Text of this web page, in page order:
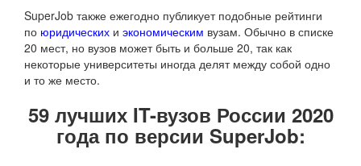
SuperJob также ежегодно публикует подобные рейтинги
по юридических и экономическим вузам. Обычно в списке
20 мест, но вузов может быть и больше 20, так как
некоторые университеты иногда делят между собой одно
и то же место.
59 лучших IT-вузов России 2020
года по версии SuperJob: